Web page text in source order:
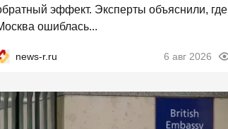
эффект. Эксперты объяснили, где
ошиблась...
news-r.ru 6 авг 2026